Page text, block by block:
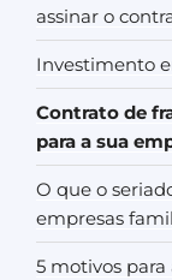
assinar o
Investimento
Contrato de
para a sua
O que o
empresas
5 motivos